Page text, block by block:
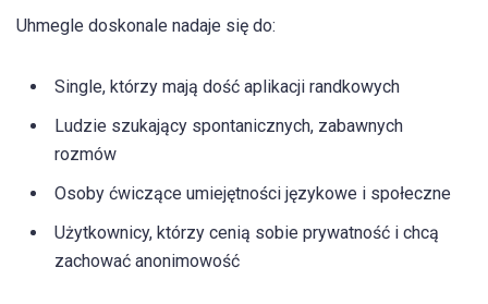
Uhmegle doskonale nadaje się do:
Single, którzy mają dość aplikacji randkowych
Ludzie szukający spontanicznych, zabawnych
rozmów
Osoby ćwiczące umiejętności językowe i społeczne
Użytkownicy, którzy cenią sobie prywatność i chcą
zachować anonimowość